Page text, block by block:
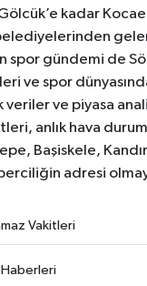
kadar
spor gündemi de
ve spor
ve piyasa
anlık hava
Başiskele,
adresi
Vakitleri
Haberleri